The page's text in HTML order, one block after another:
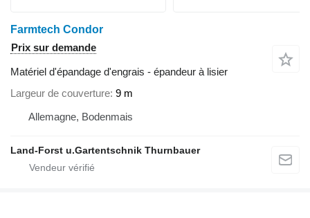
Farmtech Condor
Prix sur demande
Matériel d'épandage d'engrais - épandeur à lisier
Largeur de couverture 9 m
Allemagne, Bodenmais
Land-Forst u.Gartentschnik Thurnbauer